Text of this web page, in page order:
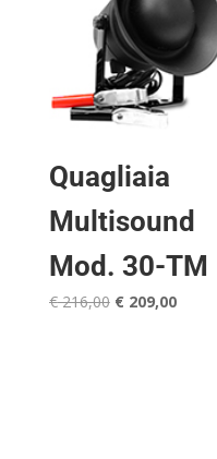
Quagliaia
Multisound
Mod. 30-TM
€216,00 Il
€209,00Il